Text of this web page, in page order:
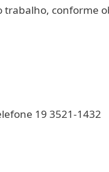
conforme
19 3521-1432